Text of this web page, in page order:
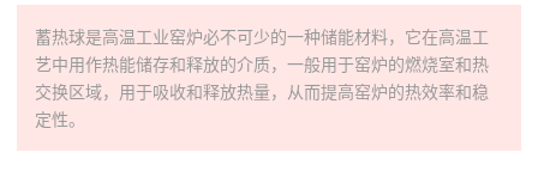
蓄热球是高温工业窑炉必不可少的一种储能材料，它在高温工
艺中用作热能储存和释放的介质，一般用于窑炉的燃烧室和热
交换区域，用于吸收和释放热量，从而提高窑炉的热效率和稳
定性。